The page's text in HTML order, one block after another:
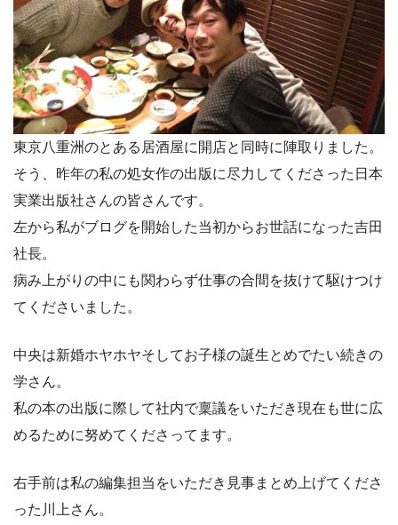
東京八重洲のとある居酒屋に開店と同時に陣取りました。
そう、昨年の私の処女作の出版に尽力してくださった日本
実業出版社さんの皆さんです。
左から私がブログを開始した当初からお世話になった吉田
社長。
病み上がりの中にも関わらず仕事の合間を抜けて駆けつけ
てくださいました。
中央は新婚ホヤホヤそしてお子様の誕生とめでたい続きの
学さん。
私の本の出版に際して社内で稟議をいただき現在も世に広
めるために努めてくださってます。
右手前は私の編集担当をいただき見事まとめ上げてくださ
った川上さん。